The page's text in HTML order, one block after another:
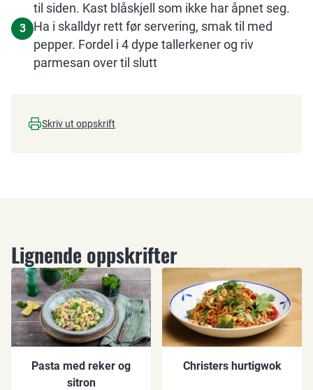
til siden. Kast blåskjell som ikke har åpnet seg.
3
Ha i skalldyr rett før servering, smak til med
pepper. Fordel i 4 dype tallerkener og riv
parmesan over til slutt
Skriv ut oppskrift
Lignende oppskrifter
Pasta med reker og
sitron
Christers hurtigwok